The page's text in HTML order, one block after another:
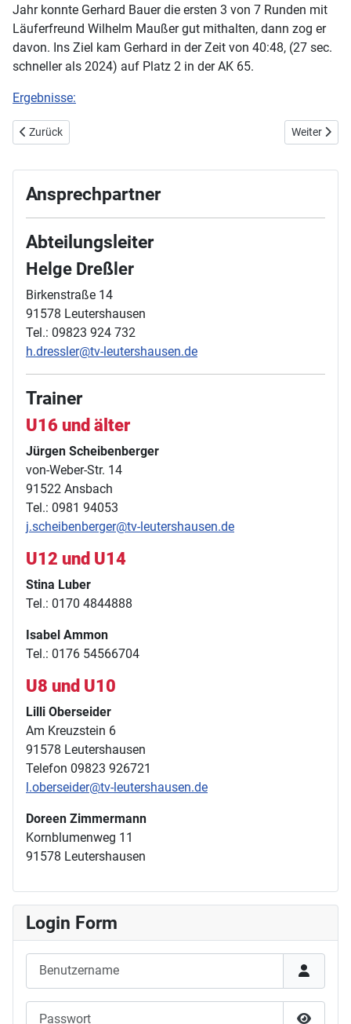
Jahr konnte Gerhard Bauer die ersten 3 von 7 Runden mit
Läuferfreund Wilhelm Maußer gut mithalten, dann zog er
davon. Ins Ziel kam Gerhard in der Zeit von 40:48, (27 sec.
schneller als 2024) auf Platz 2 in der AK 65.
Ergebnisse:
Vorheriger Beitrag: 8. November 2025 - Crosslauf in Feuchtwangen
Zurück Nächster
Weiter
Ansprechpartner
Abteilungsleiter
Helge Dreßler
Birkenstraße 14
91578 Leutershausen
Tel.: 09823 924 732
h.dressler@tv-leutershausen.de
Trainer
U16 und älter
Jürgen Scheibenberger
von-Weber-Str. 14
91522 Ansbach
Tel.: 0981 94053
j.scheibenberger@tv-leutershausen.de
U12 und U14
Stina Luber
Tel.: 0170 4844888
Isabel Ammon
Tel.: 0176 54566704
U8 und U10
Lilli Oberseider
Am Kreuzstein 6
91578 Leutershausen
Telefon 09823 926721
l.oberseider@tv-leutershausen.de
Doreen Zimmermann
Kornblumenweg 11
91578 Leutershausen
Login Form